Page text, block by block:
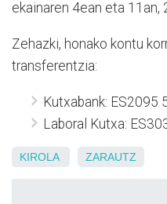
ekainaren 4ean eta
Zehazki, honako kontu
transferentzia:
Kutxabank:
Laboral Kutxa:
KIROLA ZARAUTZ